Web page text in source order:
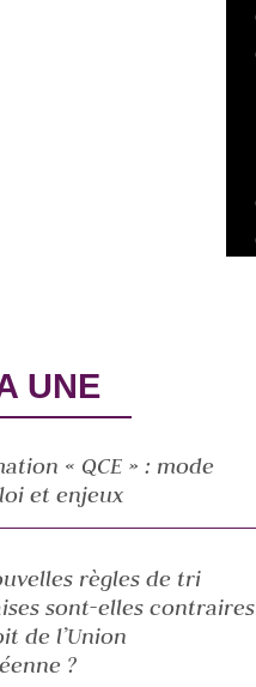
UNE
« QCE » : mode
et enjeux
règles de tri
sont-elles contraires
de l’Union
?